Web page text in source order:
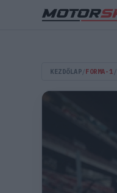
KEZDŐLAP FORMA-1